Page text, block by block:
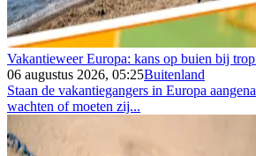
Vakantieweer Europa: kans op buien bij
06 augustus 2026, 05:25Buitenland
Staan de vakantiegangers in Europa
wachten of moeten zij...